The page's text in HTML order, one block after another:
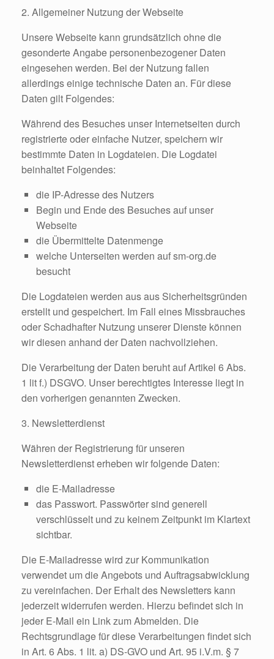
2. Allgemeiner Nutzung der Webseite
Unsere Webseite kann grundsätzlich ohne die
gesonderte Angabe personenbezogener Daten
eingesehen werden. Bei der Nutzung fallen
allerdings einige technische Daten an. Für diese
Daten gilt Folgendes:
Während des Besuches unser Internetseiten durch
registrierte oder einfache Nutzer, speichern wir
bestimmte Daten in Logdateien. Die Logdatei
beinhaltet Folgendes:
die IP-Adresse des Nutzers
Begin und Ende des Besuches auf unser
Webseite
die Übermittelte Datenmenge
welche Unterseiten werden auf sm-org.de
besucht
Die Logdateien werden aus aus Sicherheitsgründen
erstellt und gespeichert. Im Fall eines Missbrauches
oder Schadhafter Nutzung unserer Dienste können
wir diesen anhand der Daten nachvollziehen.
Die Verarbeitung der Daten beruht auf Artikel 6 Abs.
1 lit f.) DSGVO. Unser berechtigtes Interesse liegt in
den vorherigen genannten Zwecken.
3. Newsletterdienst
Währen der Registrierung für unseren
Newsletterdienst erheben wir folgende Daten:
die E-Mailadresse
das Passwort. Passwörter sind generell
verschlüsselt und zu keinem Zeitpunkt im Klartext
sichtbar.
Die E-Mailadresse wird zur Kommunikation
verwendet um die Angebots und Auftragsabwicklung
zu vereinfachen. Der Erhalt des Newsletters kann
jederzeit widerrufen werden. Hierzu befindet sich in
jeder E-Mail ein Link zum Abmelden. Die
Rechtsgrundlage für diese Verarbeitungen findet sich
in Art. 6 Abs. 1 lit. a) DS-GVO und Art. 95 i.V.m. § 7